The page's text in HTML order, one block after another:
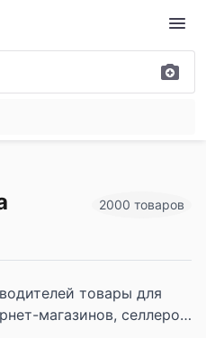
2000 товаров
товары для
магазинов, селлеров